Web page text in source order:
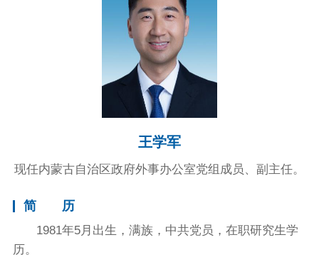
王学军
现任内蒙古自治区政府外事办公室党组成员、副主任。
简 历
1981年5月出生，满族，中共党员，在职研究生学
历。